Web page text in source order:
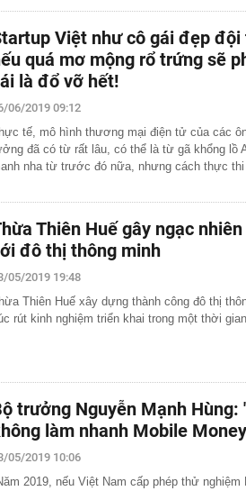
Việt như cô gái đẹp
quá mơ mộng rổ trứng sẽ
là đổ vỡ hết!
06/2019 09:12
tế, mô hình thương mại điện tử của các
đã có từ rất lâu, có thể là từ gã khổng lồ
nha từ trước đó nữa, nhưng cách thực
Thiên Huế gây ngạc
đô thị thông minh
05/2019 19:48
Thiên Huế xây dựng thành công đô thị
rút kinh nghiệm triển khai trong một thời gian
trưởng Nguyễn Mạnh Hùng:
làm nhanh Mobile
05/2019 10:06
2019, nếu Việt Nam cấp phép thử